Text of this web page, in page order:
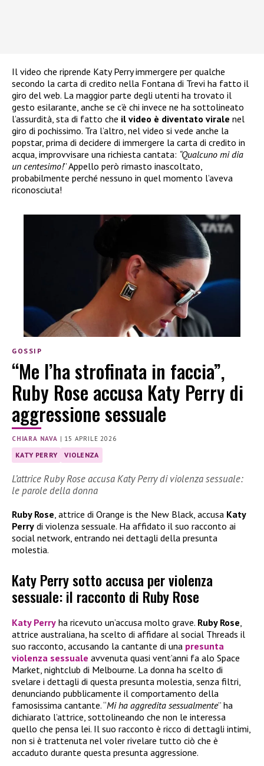
Il video che riprende Katy Perry immergere per qualche
secondo la carta di credito nella Fontana di Trevi ha fatto il
giro del web. La maggior parte degli utenti ha trovato il
gesto esilarante, anche se c’è chi invece ne ha sottolineato
l’assurdità, sta di fatto che il video è diventato virale nel
giro di pochissimo. Tra l’altro, nel video si vede anche la
popstar, prima di decidere di immergere la carta di credito in
acqua, improvvisare una richiesta cantata: “Qualcuno mi dia
un centesimo!” Appello però rimasto inascoltato,
probabilmente perché nessuno in quel momento l’aveva
riconosciuta!
GOSSIP
“Me l’ha strofinata in faccia”,
Ruby Rose accusa Katy Perry di
aggressione sessuale
CHIARA NAVA | 15 APRILE 2026
KATY PERRY VIOLENZA
L’attrice Ruby Rose accusa Katy Perry di violenza sessuale:
le parole della donna
Ruby Rose, attrice di Orange is the New Black, accusa Katy
Perry di violenza sessuale. Ha affidato il suo racconto ai
social network, entrando nei dettagli della presunta
molestia.
Katy Perry sotto accusa per violenza
sessuale: il racconto di Ruby Rose
Katy Perry ha ricevuto un’accusa molto grave. Ruby Rose
attrice australiana, ha scelto di affidare al social Threads il
suo racconto, accusando la cantante di una presunta
violenza sessuale avvenuta quasi vent’anni fa alo Space
Market, nightclub di Melbourne. La donna ha scelto di
svelare i dettagli di questa presunta molestia, senza filtri,
denunciando pubblicamente il comportamento della
famosissima cantante. “Mi ha aggredita sessualmente” ha
dichiarato l’attrice, sottolineando che non le interessa
quello che pensa lei. Il suo racconto è ricco di dettagli intimi,
non si è trattenuta nel voler rivelare tutto ciò che è
accaduto durante questa presunta aggressione.